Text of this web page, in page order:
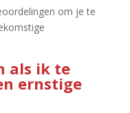
om je te
als ik te
ernstige